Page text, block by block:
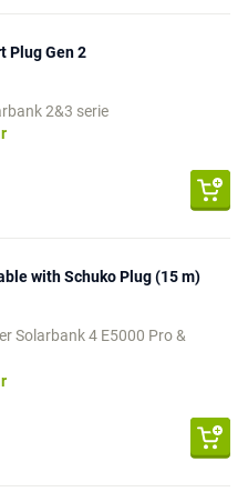
Plug Gen 2
2&3 serie
with Schuko Plug (15 m)
Solarbank 4 E5000 Pro &